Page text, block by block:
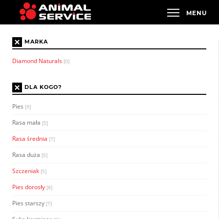
× MARKA
Diamond Naturals [0]
× DLA KOGO?
Pies [9]
Rasa mała [5]
Rasa średnia [7]
Rasa duża [5]
Szczeniak [5]
Pies dorosły [8]
Pies starszy [7]